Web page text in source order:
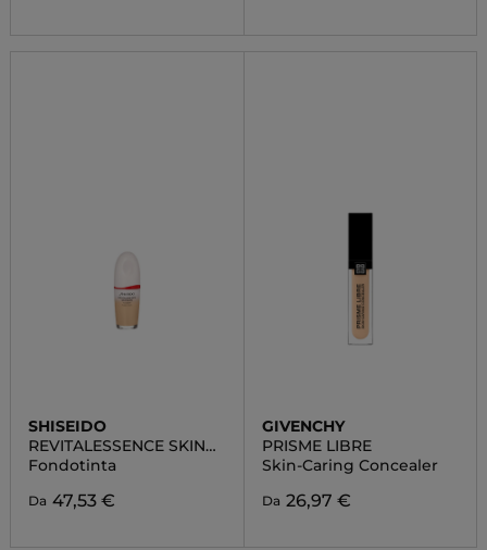
SHISEIDO
REVITALESSENCE SKIN
GLOW
Fondotinta
Da 47,53 €
GIVENCHY
PRISME LIBRE
Skin-Caring Concealer
Da 26,97 €